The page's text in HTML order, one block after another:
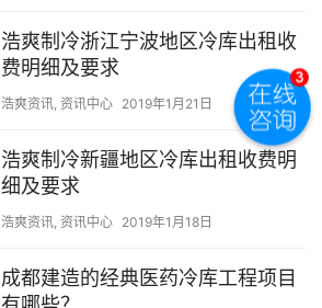
浩爽制冷浙江宁波地区冷库出租收
费明细及要求
浩爽资讯, 资讯中心 2019年1月21日
浩爽制冷新疆地区冷库出租收费明
细及要求
浩爽资讯, 资讯中心 2019年1月18日
成都建造的经典医药冷库工程项目